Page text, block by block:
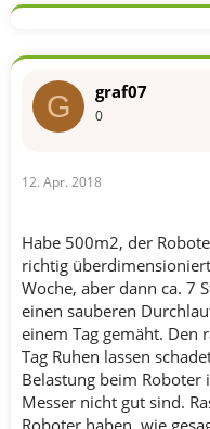
G graf07
0
12. Apr. 2018
Habe 500m2, der
richtig
Woche, aber dann ca. 7
einen sauberen
einem Tag gemäht. Den
Tag Ruhen lassen
Belastung beim
Messer nicht gut sind.
Roboter haben, wie